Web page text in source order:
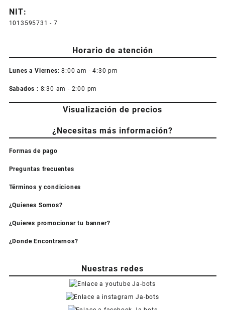
NIT:
1013595731 - 7
Horario de atención
Lunes a Viernes: 8:00 am - 4:30 pm
Sabados : 8:30 am - 2:00 pm
Visualización de precios
¿Necesitas más información?
Formas de pago
Preguntas frecuentes
Términos y condiciones
¿Quienes Somos?
¿Quieres promocionar tu banner?
¿Donde Encontrarnos?
Nuestras redes